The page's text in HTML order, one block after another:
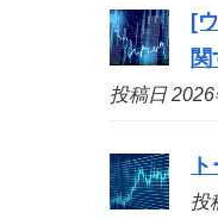
[
関
投稿日 2026
投